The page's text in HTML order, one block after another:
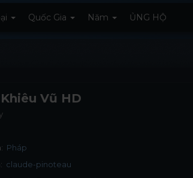
Quốc Gia Năm ỦNG HỘ
Vũ HD
Pháp
claude-pinoteau